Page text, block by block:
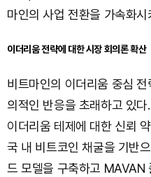
마인의 사업 전환을 가속화
이더리움 전략에 대한 시장 회의론 확산
비트마인의 이더리움 중심
의적인 반응을 초래하고 있
이더리움 테제에 대한 신뢰
국 내 비트코인 채굴을 기반
드 모델을 구축하고 MAVAN